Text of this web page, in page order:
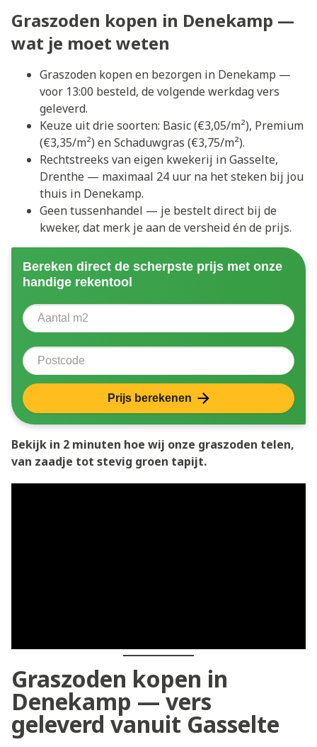
Graszoden kopen in Denekamp —
wat je moet weten
Graszoden kopen en bezorgen in Denekamp —
voor 13:00 besteld, de volgende werkdag vers
geleverd.
Keuze uit drie soorten: Basic (€3,05/m²), Premium
(€3,35/m²) en Schaduwgras (€3,75/m²).
Rechtstreeks van eigen kwekerij in Gasselte,
Drenthe — maximaal 24 uur na het steken bij jou
thuis in Denekamp.
Geen tussenhandel — je bestelt direct bij de
kweker, dat merk je aan de versheid én de prijs.
Bereken direct de scherpste prijs met onze
handige rekentool
Aantal vierkante meter
Postcode
Prijs berekenen
Bekijk in 2 minuten hoe wij onze graszoden telen,
van zaadje tot stevig groen tapijt.
Graszoden kopen in
Denekamp — vers
geleverd vanuit Gasselte